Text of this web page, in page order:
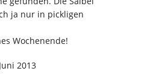
ja nur in pickligen
Wochenende!
2013